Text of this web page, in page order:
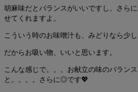
胡麻味だとバランスがいいですし、さら
せてくれますよ。
こういう時のお味噌汁も、みどりなら少し
だからお吸い物、いいと思います。
こんな感じで。。。お献立の味のバラン
と。。。。さらに◎です💖